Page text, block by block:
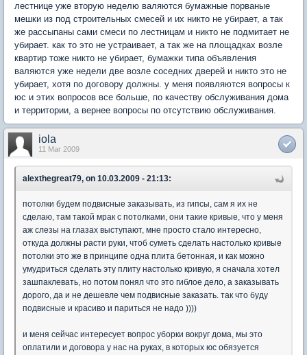
лестнице уже вторую неделю валяются бумажные порваные
мешки из под строительных смесей и их никто не убирает, а так
же рассыпаны сами смеси по лестницам и никто не подмитает не
убирает. как то это не устраивает, а так же на площадках возле
квартир тоже никто не убирает, бумажки типа объявления
валяются уже недели две возле соседних дверей и никто это не
убирает, хотя по договору должны. у меня появляются вопросы к
юс и этих вопросов все больше, по качеству обслуживания дома
и территории, а вернее вопросы по отсутствию обслуживания.
iola
11 Mar 2009
alexthegreat79, on 10.03.2009 - 21:13:
потолки будем подвисные заказывать, из гипсы, сам я их не
сделаю, там такой мрак с потолками, они такие кривые, что у меня
аж слезы на глазах выступают, мне просто стало интересно,
откуда должны расти руки, чтоб суметь сделать настолько кривые
потолки это же в принципе одна плита бетонная, и как можно
умудриться сделать эту плиту настолько кривую, я сначала хотел
зашпаклевать, но потом понял что это гиблое дело, а заказывать
дорого, да и не дешевле чем подвисные заказать. так что буду
подвисные и красиво и париться не надо ))))
и меня сейчас интересует вопрос уборки вокруг дома, мы это
оплатили и договора у нас на руках, в которых юс обязуется